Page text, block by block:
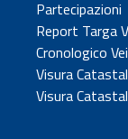
Partecipazioni
Report Targa
Cronologico
Visura
Visura